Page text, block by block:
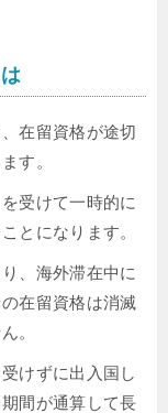
在留資格が途切
す。
受けて一時的に
とになります。
、海外滞在中に
在留資格は消滅
。
けずに出入国し
間が通算して長